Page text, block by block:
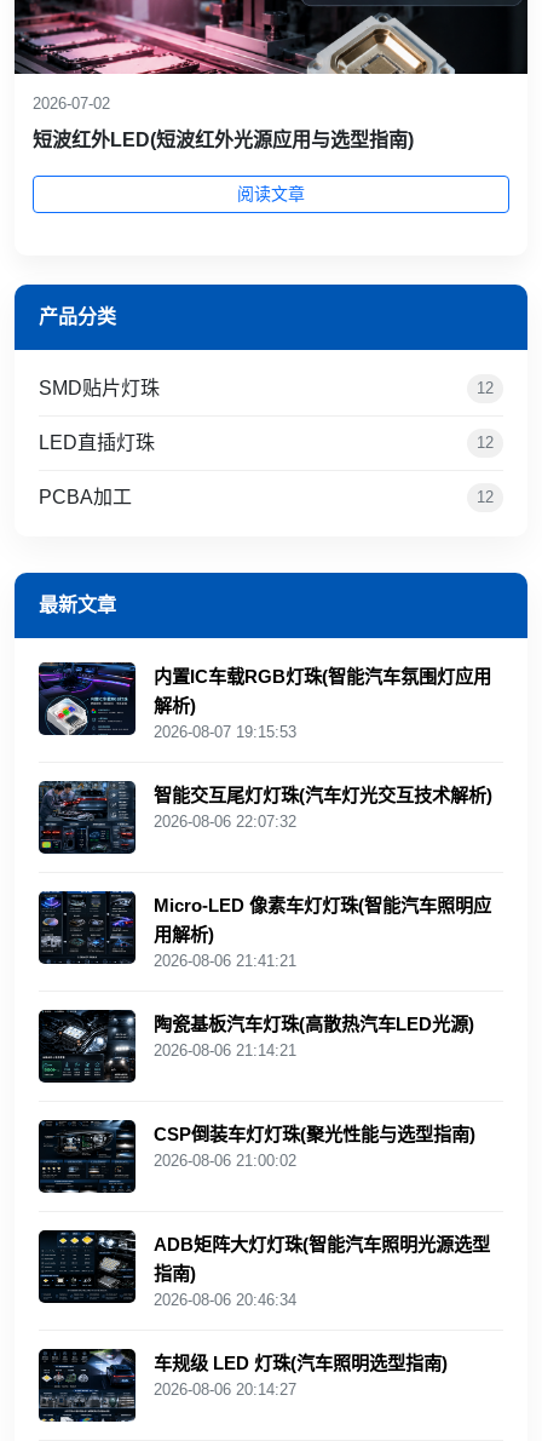
2026-07-02
短波红外LED(短波红外光源应用与选型指南)
阅读文章
产品分类
SMD贴片灯珠 12
LED直插灯珠 12
PCBA加工 12
最新文章
内置IC车载RGB灯珠(智能汽车氛围灯应用
解析)
2026-08-07 19:15:53
智能交互尾灯灯珠(汽车灯光交互技术解析)
2026-08-06 22:07:32
Micro-LED 像素车灯灯珠(智能汽车照明应
用解析)
2026-08-06 21:41:21
陶瓷基板汽车灯珠(高散热汽车LED光源)
2026-08-06 21:14:21
CSP倒装车灯灯珠(聚光性能与选型指南)
2026-08-06 21:00:02
ADB矩阵大灯灯珠(智能汽车照明光源选型
指南)
2026-08-06 20:46:34
车规级 LED 灯珠(汽车照明选型指南)
2026-08-06 20:14:27